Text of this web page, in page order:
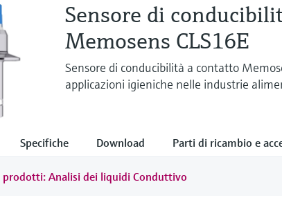
Sensore di
Memosens CLS16E
Sensore di conducibilità a contatto
applicazioni igieniche nelle industrie
Specifiche Download Parti di ricambio e
Analisi dei liquidi Conduttivo